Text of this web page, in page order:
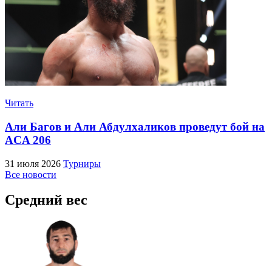
Читать
Али Багов и Али Абдулхаликов проведут бой на
ACA 206
31 июля 2026 Турниры
Все новости
Средний вес